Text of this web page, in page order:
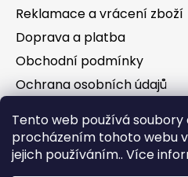
Tento web používá soubory
procházením tohoto webu
jejich používáním.. Více
Reklamace a vrácení zboží
Doprava a platba
Obchodní podmínky
Ochrana osobních údajů
Facebook